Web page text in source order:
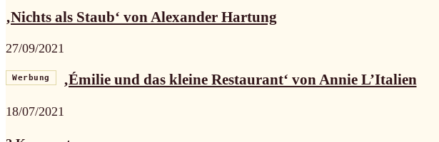
‚Nichts als Staub‘ von Alexander Hartung
27/09/2021
Werbung ‚Émilie und das kleine Restaurant‘ von Annie L’Italien
18/07/2021